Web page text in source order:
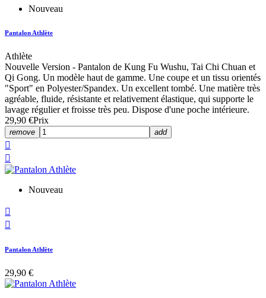
Nouveau
Pantalon Athlète
Athlète
Nouvelle Version - Pantalon de Kung Fu Wushu, Tai Chi Chuan et
Qi Gong. Un modèle haut de gamme. Une coupe et un tissu orientés
"Sport" en Polyester/Spandex. Un excellent tombé. Une matière très
agréable, fluide, résistante et relativement élastique, qui supporte le
lavage régulier et froisse très peu. Dispose d'une poche intérieure.
29,90 €Prix
remove add


Nouveau


Pantalon Athlète
29,90 €